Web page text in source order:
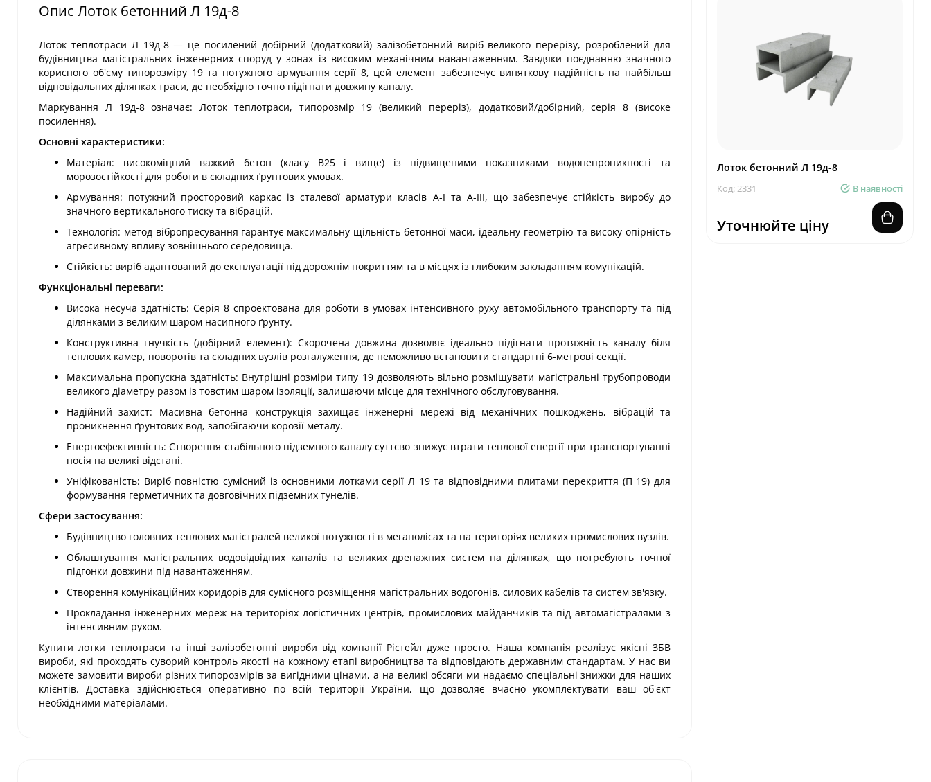
Опис Лоток бетонний Л 19д-8
Лоток теплотраси Л 19д-8 — це посилений добірний (додатковий) залізобетонний виріб великого перерізу, розроблений для
будівництва магістральних інженерних споруд у зонах із високим механічним навантаженням. Завдяки поєднанню значного
корисного об'єму типорозміру 19 та потужного армування серії 8, цей елемент забезпечує виняткову надійність на найбільш
відповідальних ділянках траси, де необхідно точно підігнати довжину каналу.
Маркування Л 19д-8 означає: Лоток теплотраси, типорозмір 19 (великий переріз), додатковий/добірний, серія 8 (високе
посилення).
Основні характеристики:
Матеріал: високоміцний важкий бетон (класу В25 і вище) із підвищеними показниками водонепроникності та
морозостійкості для роботи в складних ґрунтових умовах.
Армування: потужний просторовий каркас із сталевої арматури класів А-I та А-III, що забезпечує стійкість виробу до
значного вертикального тиску та вібрацій.
Технологія: метод вібропресування гарантує максимальну щільність бетонної маси, ідеальну геометрію та високу опірність
агресивному впливу зовнішнього середовища.
Стійкість: виріб адаптований до експлуатації під дорожнім покриттям та в місцях із глибоким закладанням комунікацій.
Функціональні переваги:
Висока несуча здатність: Серія 8 спроектована для роботи в умовах інтенсивного руху автомобільного транспорту та під
ділянками з великим шаром насипного ґрунту.
Конструктивна гнучкість (добірний елемент): Скорочена довжина дозволяє ідеально підігнати протяжність каналу біля
теплових камер, поворотів та складних вузлів розгалуження, де неможливо встановити стандартні 6-метрові секції.
Максимальна пропускна здатність: Внутрішні розміри типу 19 дозволяють вільно розміщувати магістральні трубопроводи
великого діаметру разом із товстим шаром ізоляції, залишаючи місце для технічного обслуговування.
Надійний захист: Масивна бетонна конструкція захищає інженерні мережі від механічних пошкоджень, вібрацій та
проникнення ґрунтових вод, запобігаючи корозії металу.
Енергоефективність: Створення стабільного підземного каналу суттєво знижує втрати теплової енергії при транспортуванні
носія на великі відстані.
Уніфікованість: Виріб повністю сумісний із основними лотками серії Л 19 та відповідними плитами перекриття (П 19) для
формування герметичних та довговічних підземних тунелів.
Сфери застосування:
Будівництво головних теплових магістралей великої потужності в мегаполісах та на територіях великих промислових вузлів.
Облаштування магістральних водовідвідних каналів та великих дренажних систем на ділянках, що потребують точної
підгонки довжини під навантаженням.
Створення комунікаційних коридорів для сумісного розміщення магістральних водогонів, силових кабелів та систем зв'язку.
Прокладання інженерних мереж на територіях логістичних центрів, промислових майданчиків та під автомагістралями з
інтенсивним рухом.
Купити лотки теплотраси та інші залізобетонні вироби від компанії Рістейл дуже просто. Наша компанія реалізує якісні ЗБВ
вироби, які проходять суворий контроль якості на кожному етапі виробництва та відповідають державним стандартам. У нас ви
можете замовити вироби різних типорозмірів за вигідними цінами, а на великі обсяги ми надаємо спеціальні знижки для наших
клієнтів. Доставка здійснюється оперативно по всій території України, що дозволяє вчасно укомплектувати ваш об'єкт
необхідними матеріалами.
Лоток бетонний Л 19д-8
Код: 2331 В наявності
Уточнюйте ціну